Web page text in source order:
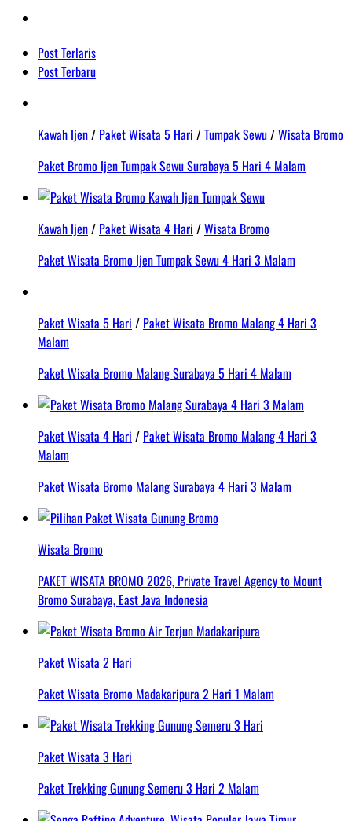
Post Terlaris
Post Terbaru
Kawah Ijen/ Paket Wisata 5 Hari /Tumpak Sewu/Wisata Bromo
Paket Bromo Ijen Tumpak Sewu Surabaya 5 Hari 4 Malam
Kawah Ijen/ Paket Wisata 4 Hari /Wisata Bromo
Paket Wisata Bromo Ijen Tumpak Sewu 4 Hari 3 Malam
Paket Wisata 5 Hari / Paket Wisata Bromo Malang 4 Hari 3
Malam
Paket Wisata Bromo Malang Surabaya 5 Hari 4 Malam
Paket Wisata 4 Hari / Paket Wisata Bromo Malang 4 Hari 3
Malam
Paket Wisata Bromo Malang Surabaya 4 Hari 3 Malam
Wisata Bromo
PAKET WISATA BROMO 2026, Private Travel Agency to Mount
Bromo Surabaya, East Java Indonesia
Paket Wisata 2 Hari
Paket Wisata Bromo Madakaripura 2 Hari 1 Malam
Paket Wisata 3 Hari
Paket Trekking Gunung Semeru 3 Hari 2 Malam